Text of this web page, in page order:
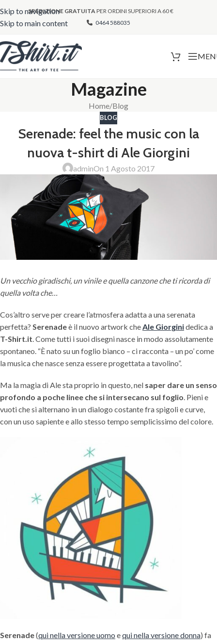
Skip to navigation
Skip to main content
SPEDIZIONE GRATUITAPER ORDINI SUPERIORI A 60 €
0464 588035
Magazine
Home Blog
BLOG
Serenade: feel the music con la
nuova t-shirt di Ale Giorgini
adminOn 1 Agosto 2017
Un vecchio giradischi, un vinile e quella canzone che ti ricorda di
quella volta che…
Cos’altro serve per creare l’atmosfera adatta a una serenata
perfetta? Serenadeè il nuovo artwork cheAle Giorginidedica a
T-Shirt.it. Come tutti i suoi disegni nasce in modo assolutamente
spontaneo. “È nato su un foglio bianco – ci racconta – un po’ come
la musica che nasce senza essere progettata a tavolino”.
Ma la magia di Ale sta proprio in questo, nel saper dare un senso
profondo a poche linee che si intersecano sul foglio. Pieni e
vuoti che si alternano in un dialogo costante fra spigoli e curve,
con un uso sapiente e allo stesso tempo semplicissimo del colore.
Serenade(qui nella versione uomo equi nella versione donna) fa